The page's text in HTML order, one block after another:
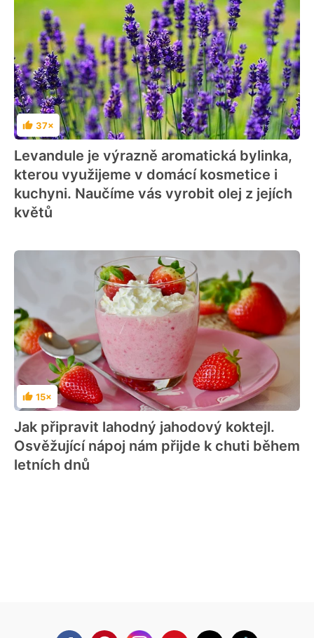
Hodnocení
37×
Levandule je výrazně aromatická bylinka,
kterou využijeme v domácí kosmetice i
kuchyni. Naučíme vás vyrobit olej z jejích
květů
Hodnocení
15×
Jak připravit lahodný jahodový koktejl.
Osvěžující nápoj nám přijde k chuti během
letních dnů